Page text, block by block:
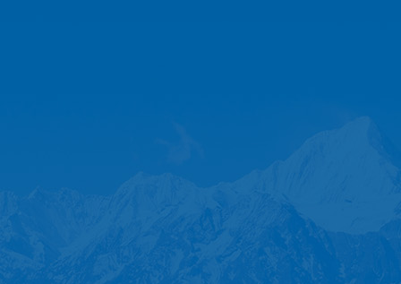
检测工艺